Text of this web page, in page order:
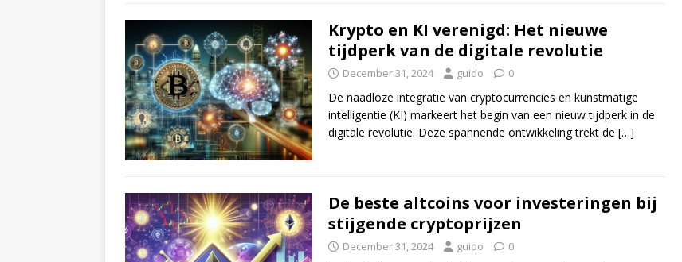
Krypto en KI verenigd: Het nieuwe
tijdperk van de digitale revolutie
December 31, 2024 guido 0
De naadloze integratie van cryptocurrencies en kunstmatige
intelligentie (KI) markeert het begin van een nieuw tijdperk in de
digitale revolutie. Deze spannende ontwikkeling trekt de […]
De beste altcoins voor investeringen bij
stijgende cryptoprijzen
December 31, 2024 guido 0